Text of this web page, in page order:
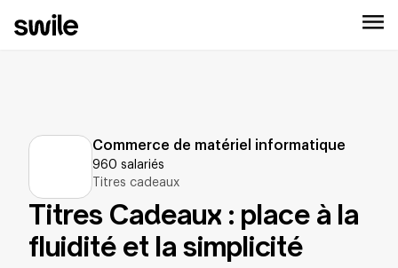
Commerce de matériel informatique
960 salariés
Titres cadeaux
CSE Dell:
Titres Cadeaux : place à la
fluidité et la simplicité